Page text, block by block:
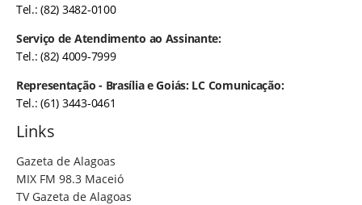
Tel.: (82) 3482-0100
Serviço de Atendimento ao Assinante:
Tel.: (82) 4009-7999
Representação - Brasília e Goiás: LC Comunicação:
Tel.: (61) 3443-0461
Links
Gazeta de Alagoas
MIX FM 98.3 Maceió
TV Gazeta de Alagoas